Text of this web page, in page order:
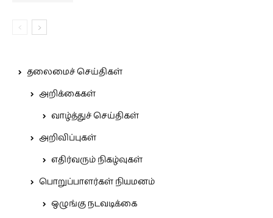
தலைமைச் செய்திகள்
அறிக்கைகள்
வாழ்த்துச் செய்திகள்
அறிவிப்புகள்
எதிர்வரும் நிகழ்வுகள்
பொறுப்பாளர்கள் நியமனம்
ஒழுங்கு நடவடிக்கை